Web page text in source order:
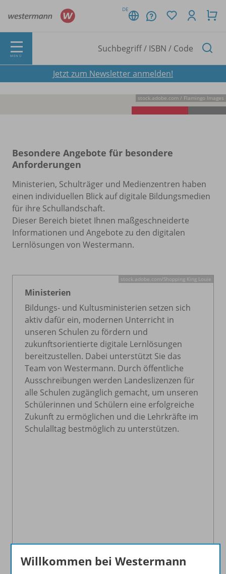
DE
MENÜ
Jetzt zum Newsletter anmelden!
stock.adobe.com / Flamingo Images
Besondere Angebote für besondere
Anforderungen
Ministerien, Schulträger und Medienzentren haben
einen individuellen Blick auf digitale Bildungsmedien
für ihre Schullandschaft.
Dieser Bereich bietet Ihnen maßgeschneiderte
Informationen und Angebote zu den digitalen
Lernlösungen von Westermann.
stock.adobe.com/Shopping King Louie
Ministerien
Bildungs- und Kultusministerien setzen sich
aktiv dafür ein, modernen Unterricht in
unseren Schulen zu fördern und
zukunftsorientierte digitale Lernlösungen
bereitzustellen. Dabei unterstützt Sie das
Team von Westermann. Durch öffentliche
Ausschreibungen werden Landeslizenzen für
alle Schulen zugänglich gemacht, um unseren
Schülerinnen und Schülern eine erfolgreiche
Zukunft zu ermöglichen und die Lehrkräfte im
Schulalltag bestmöglich zu unterstützen.
Willkommen bei Westermann